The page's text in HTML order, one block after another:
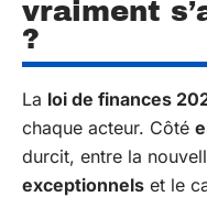
vraiment
?
La loi de finances
chaque acteur. Côté
durcit, entre la
exceptionnels et le